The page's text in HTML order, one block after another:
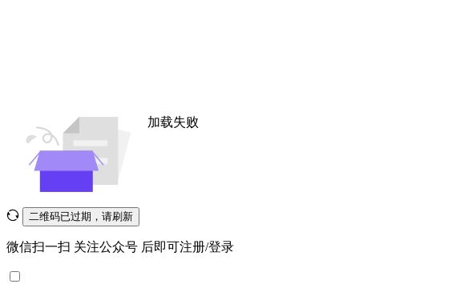
加载失败
二维码已过期，请刷新
微信扫一扫 关注公众号 后即可注册/登录